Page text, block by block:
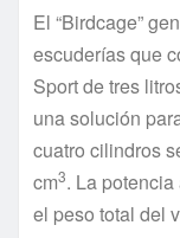
El “Birdcage”
escuderías que
Sport de tres
una solución
cuatro cilindros
cm3. La
el peso total del